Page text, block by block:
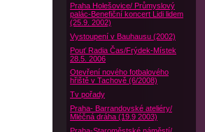
Praha Holešovice/ Průmyslový
palác-Benefiční koncert Lidi lidem
(25.9. 2002)
Vystoupení v Bauhausu (2002)
Pouť Radia Čas/Frýdek-Místek
28.5. 2006
Otevření nového fotbalového
hřiště v Tachově (6/2008)
Tv pořady
Praha- Barrandovské ateliéry/
Mléčná dráha (19.9 2003)